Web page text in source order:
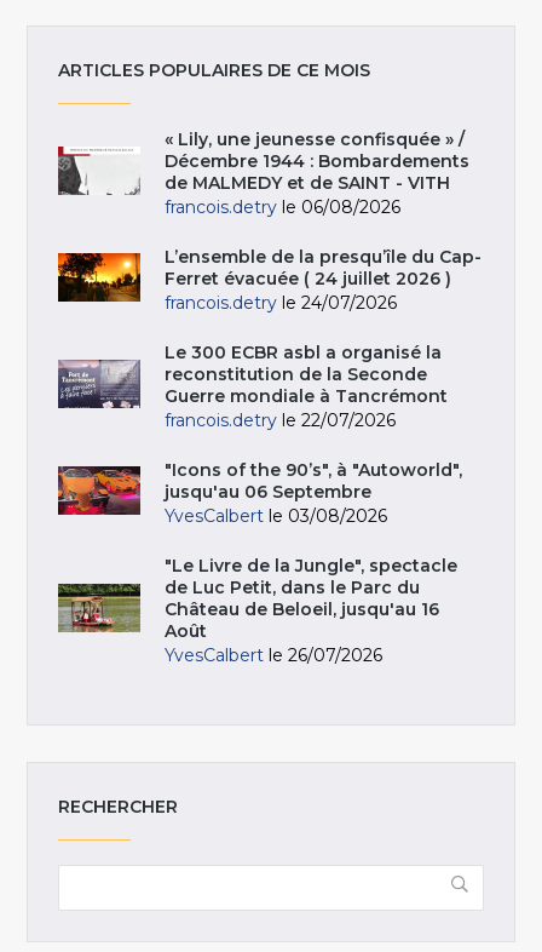
ARTICLES POPULAIRES DE CE MOIS
« Lily, une jeunesse confisquée » /
Décembre 1944 : Bombardements
de MALMEDY et de SAINT - VITH
francois.detry le 06/08/2026
L’ensemble de la presqu’île du Cap-
Ferret évacuée ( 24 juillet 2026 )
francois.detry le 24/07/2026
Le 300 ECBR asbl a organisé la
reconstitution de la Seconde
Guerre mondiale à Tancrémont
francois.detry le 22/07/2026
"Icons of the 90’s", à "Autoworld",
jusqu'au 06 Septembre
YvesCalbert le 03/08/2026
"Le Livre de la Jungle", spectacle
de Luc Petit, dans le Parc du
Château de Beloeil, jusqu'au 16
Août
YvesCalbert le 26/07/2026
RECHERCHER